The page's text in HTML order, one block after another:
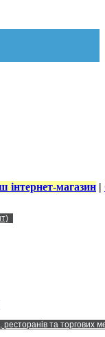
інтернет-магазин |
та торгових